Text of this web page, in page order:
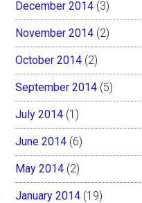
December 2014 (3)
November 2014 (2)
October 2014 (2)
September 2014 (5)
July 2014 (1)
June 2014 (6)
May 2014 (2)
January 2014 (19)